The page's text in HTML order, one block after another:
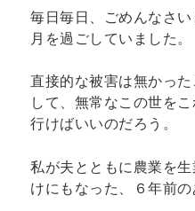
毎日毎日、ごめんなさ
月を過ごしていました。
直接的な被害は無かっ
して、無常なこの世を
行けばいいのだろう。
私が夫とともに農業を
けにもなった、６年前の